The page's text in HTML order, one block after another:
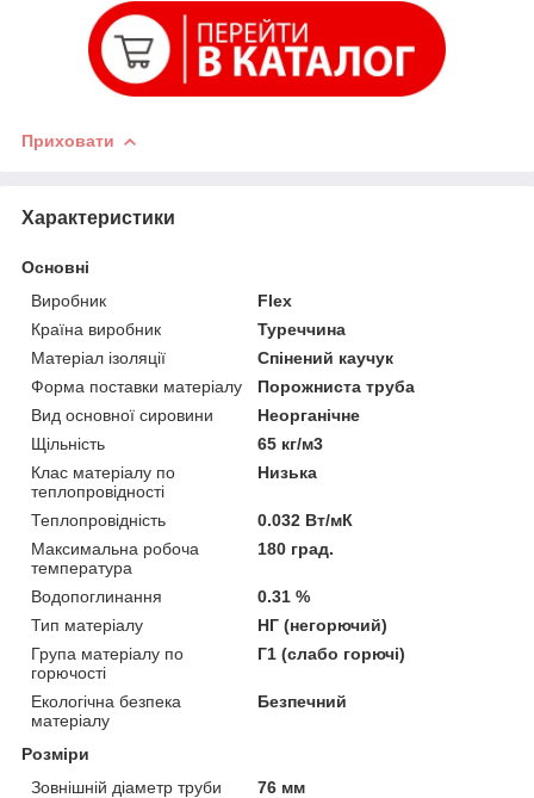
Приховати
Характеристики
Основні
Виробник
Flex
Країна виробник
Туреччина
Матеріал ізоляції
Спінений каучук
Форма поставки матеріалу
Порожниста труба
Вид основної сировини
Неорганічне
Щільність
65 кг/м3
Клас матеріалу по
теплопровідності
Низька
Теплопровідність
0.032 Вт/мК
Максимальна робоча
температура
180 град.
Водопоглинання
0.31 %
Тип матеріалу
НГ (негорючий)
Група матеріалу по
горючості
Г1 (слабо горючі)
Екологічна безпека
матеріалу
Безпечний
Розміри
Зовнішній діаметр труби
76 мм